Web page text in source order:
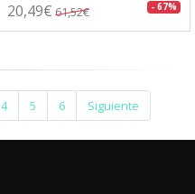
20,49€ 61,52€ - 67%
4 5 6 Siguiente